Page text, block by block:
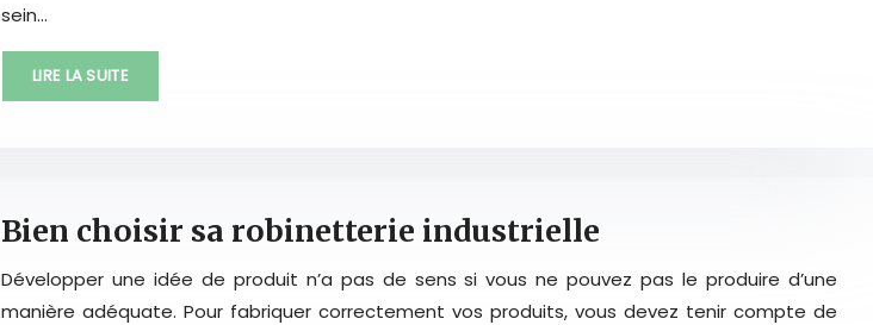
sein…
LIRE LA SUITE
Bien choisir sa robinetterie industrielle
Développer une idée de produit n’a pas de sens si vous ne pouvez pas le produire d’une
manière adéquate. Pour fabriquer correctement vos produits, vous devez tenir compte de